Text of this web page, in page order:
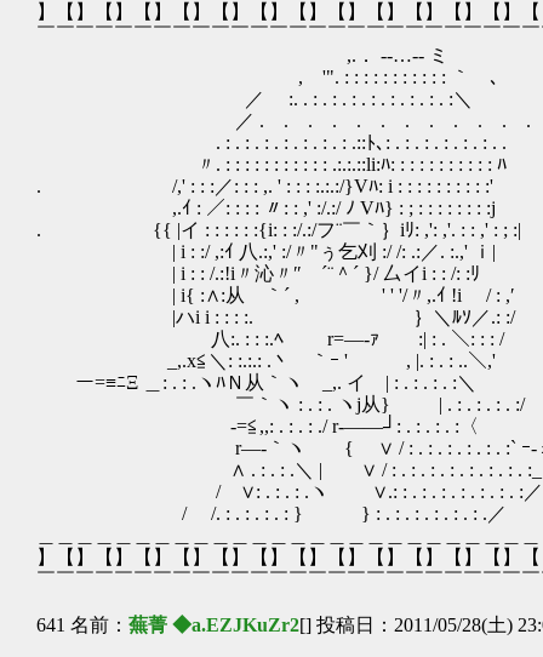
】【】【】【】【】【】【】【】【】【】【】【】【】
￣￣￣￣￣￣￣￣￣￣￣￣￣￣￣￣￣￣￣￣￣￣￣￣￣
,.． -‐…‐- ミ
, '". : : : : : : : : : : : ｀ ､
／ :. . : . : . : . : . : . : . : . :＼
／ . . . . . . . . . . . . .
. : . : . : . : . : . : . : .::ﾄ､: . : . : . : . : . : . .
〃. : : : : : : : : : : : .:.:.::li:ﾊ: : : : : : : : : : : ﾊ
. /,' : : :／: : : ,. ' : : : :.:.:/}Vﾊ: i : : : : : : : : : :'
,.ｲ : ／: : : : 〃: : ,' :/.:/ ﾉ Vﾊ} : ; : : : : : : : :j
. {{ |イ : : : : : :{i: : :/.:/フ¨￣｀｝iﾘ: ,': ,'. : : ,'
| i : :/ ,:ｲ 八.:,' :/〃"ぅ乞刈 :/ /: .:／. :.,'
| i : : /.:!i〃沁〃″ ´¨＾´ }/ 厶イi : : /: :ﾘ
| i{ :∧:从 ｀´ , ' ' '/〃,.ｲ !i / : ,′
|ハi i : : : :. ゝ ｝＼ﾙｿ／.: :/
八:. : : :.ﾍ r=―‐ｧ :| : . ＼: : : /
_,.x≦＼: :.:.: .丶 ｀ｰ ' , |. : . : ..＼,'
ー=≡ﾆΞ ＿: . : .ヽﾊＮ从｀ヽ _,. イ | : . : . : . :＼
￣｀ヽ : . : . ヽj从} | . : . : . : . :/
-=≦,,: . : . : ./ r‐――┘: . : . : . :〈
r―‐｀ヽ { ∨ / : . : . : . : . : . :` ｰ-
∧ . : . : .＼ | ∨ / : . : . : . : . : . : . : .
/ ∨: . : . : .ヽ ∨.: : . : . : . : . : . : . :／
/ /. : . : . : . : } } : . : . : . : . : . : .
】【】【】【】【】【】【】【】【】【】【】【】【】
￣￣￣￣￣￣￣￣￣￣￣￣￣￣￣￣￣￣￣￣￣￣￣￣￣
641 名前： 蕪菁 ◆a.EZJKuZr2[] 投稿日：2011/05/28(土)